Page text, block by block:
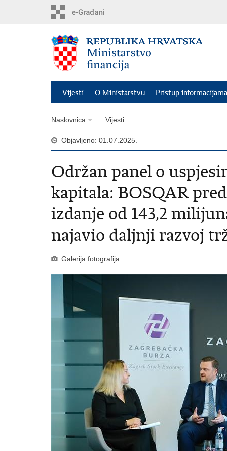
Vijesti O Ministarstvu Pristup informacijama
Naslovnica Vijesti
Objavljeno: 01.07.2025.
Održan panel o
kapitala: BOSQAR
izdanje od 143,2
najavio daljnji razvoj
Galerija fotografija